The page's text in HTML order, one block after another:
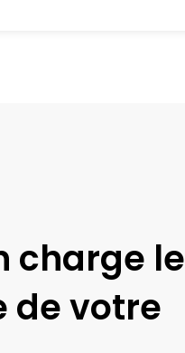
charge le
de votre